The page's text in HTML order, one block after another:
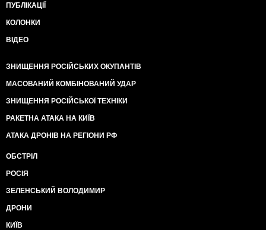
ПУБЛІКАЦІЇ
КОЛОНКИ
ВІДЕО
ЗНИЩЕННЯ РОСІЙСЬКИХ ОКУПАНТІВ
МАСОВАНИЙ КОМБІНОВАНИЙ УДАР
ЗНИЩЕННЯ РОСІЙСЬКОЇ ТЕХНІКИ
РАКЕТНА АТАКА НА КИЇВ
АТАКА ДРОНІВ НА РЕГІОНИ РФ
ОБСТРІЛ
РОСІЯ
ЗЕЛЕНСЬКИЙ ВОЛОДИМИР
ДРОНИ
КИЇВ